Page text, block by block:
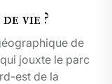
vie ?
de
jouxte le parc
est de la